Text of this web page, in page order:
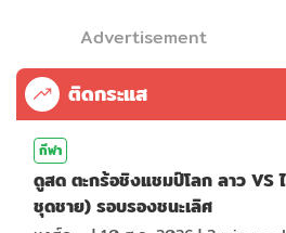
Advertisement
ติดกระแส
กีฬา
ดูสด ตะกร้อชิงแชมป์โลก ลาว VS
ชุดชาย) รอบรองชนะเลิศ